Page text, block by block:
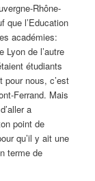
Rhône-
que l’Education
académies:
Lyon de l’autre
étudiants
nous, c’est
Ferrand. Mais
a
point de
qu’il y ait une
terme de